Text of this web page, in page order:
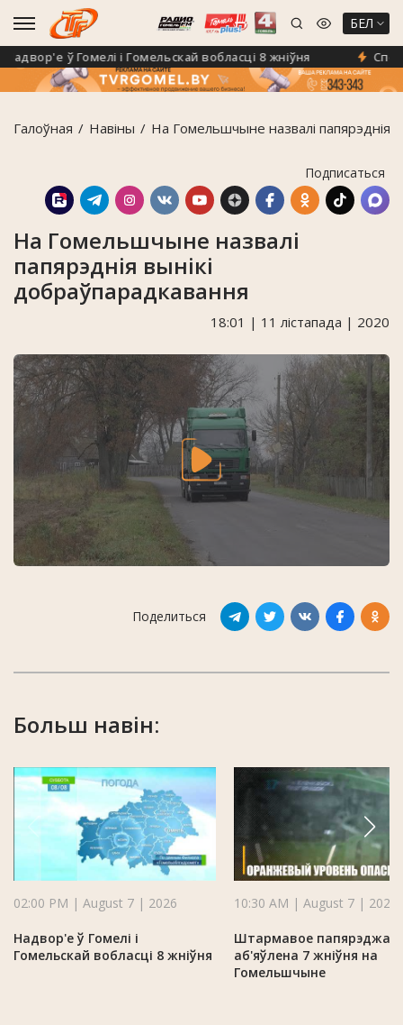
БЕЛ
ў Гомелі і Гомельскай вобласці 8 жніўня Спёка
Галоўная Навiны На Гомельшчыне назвалі папярэднія
Подписаться
На Гомельшчыне назвалі
папярэднія вынікі
добраўпарадкавання
18:01 | 11 лістапада | 2020
Поделиться
Больш навін:
02:00 PM | August 7 | 2026
Надвор'е ў Гомелі і
Гомельскай вобласці 8 жніўня
10:30 AM | August 7 | 2026
Штармавое
аб'яўлена 7 жніўня на
Гомельшчыне